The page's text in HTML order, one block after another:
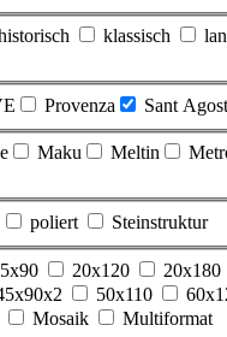
klassisch
Provenza Sant
Maku Meltin
poliert Steinstruktur
20x120 20x180
50x110
Mosaik Multiformat